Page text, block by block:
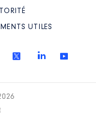
UTILES